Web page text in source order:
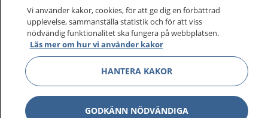
vårdärenden. Ring telefonnummer 1177 för
sjukvårdsrådgivning dygnet runt.
1177 ger dig råd när du vill må bättre.
Vi använder kakor, cookies, för att ge dig en förbättrad
upplevelse, sammanställa statistik och för att viss
nödvändig funktionalitet ska fungera på webbplatsen.
Läs mer om hur vi använder kakor
HANTERA KAKOR
GODKÄNN NÖDVÄNDIGA